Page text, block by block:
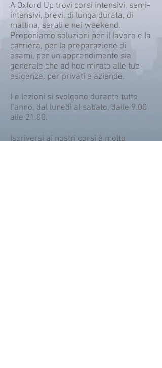
A Oxford Up trovi corsi intensivi, semi-
intensivi, brevi, di lunga durata, di
mattina, serali e nei weekend.
Proponiamo soluzioni per il lavoro e la
carriera, per la preparazione di
esami, per un apprendimento sia
generale che ad hoc mirato alle tue
esigenze, per privati e aziende.
Le lezioni si svolgono durante tutto
l’anno, dal lunedì al sabato, dalle 9.00
alle 21.00.
Iscriversi ai nostri corsi è molto